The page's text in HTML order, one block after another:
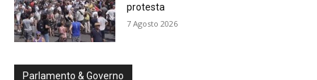
protesta
7 Agosto 2026
Parlamento & Governo